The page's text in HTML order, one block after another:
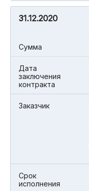
31.12.2020
Cумма
Дата
заключения
контракта
Заказчик
Срок
исполнения